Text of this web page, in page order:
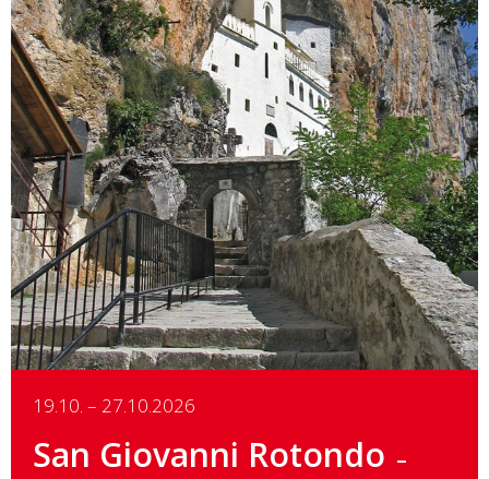
19.10. – 27.10.2026
San Giovanni Rotondo
Details